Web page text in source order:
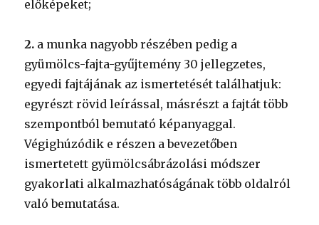
előképeket;
2. a munka nagyobb részében pedig a
gyümölcs-fajta-gyűjtemény 30 jellegzetes,
egyedi fajtájának az ismertetését találhatjuk:
egyrészt rövid leírással, másrészt a fajtát több
szempontból bemutató képanyaggal.
Végighúzódik e részen a bevezetőben
ismertetett gyümölcsábrázolási módszer
gyakorlati alkalmazhatóságának több oldalról
való bemutatása.